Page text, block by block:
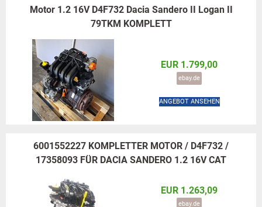
Motor 1.2 16V D4F732 Dacia Sandero II Logan II
79TKM KOMPLETT
EUR 1.799,00
ebay.de
ANGEBOT ANSEHEN
6001552227 KOMPLETTER MOTOR / D4F732 /
17358093 FÜR DACIA SANDERO 1.2 16V CAT
EUR 1.263,09
ebay.de